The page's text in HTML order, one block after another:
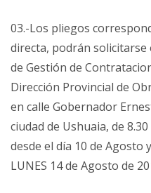
03.-Los pliegos
directa, podrán solicitarse
de Gestión de
Dirección Provincial de
en calle Gobernador
ciudad de Ushuaia, de
desde el día 10 de Agosto
LUNES 14 de Agosto de